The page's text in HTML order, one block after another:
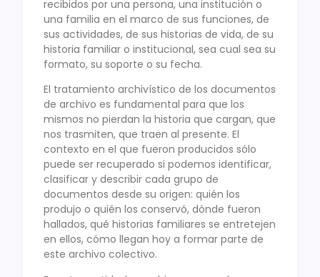
recibidos por una persona, una institución o
una familia en el marco de sus funciones, de
sus actividades, de sus historias de vida, de su
historia familiar o institucional, sea cual sea su
formato, su soporte o su fecha.
El tratamiento archivístico de los documentos
de archivo es fundamental para que los
mismos no pierdan la historia que cargan, que
nos trasmiten, que traen al presente. El
contexto en el que fueron producidos sólo
puede ser recuperado si podemos identificar,
clasificar y describir cada grupo de
documentos desde su origen: quién los
produjo o quién los conservó, dónde fueron
hallados, qué historias familiares se entretejen
en ellos, cómo llegan hoy a formar parte de
este archivo colectivo.